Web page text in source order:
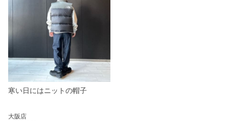
寒い日にはニットの帽子
大阪店